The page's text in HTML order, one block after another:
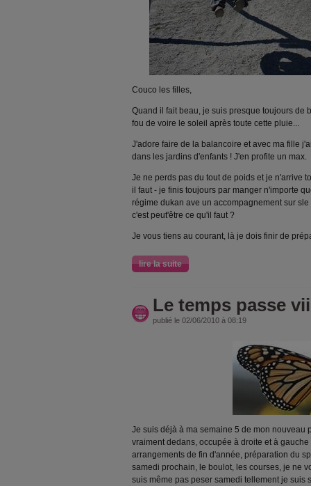
Couco les filles,
Quand il fait beau, je suis presque toujours de
fou de voire le soleil après toute cette pluie...
J'adore faire de la balancoire et avec ma fille
dans les jardins d'enfants ! J'en profite un max.
Je ne perds pas du tout de poids et je n'arrive
il faut - je finis toujours par manger n'importe
régime dukan ave un accompagnement sur
c'est peut'être ce qu'il faut ?
Je vous tiens au courant, là je dois finir de
lire la suite
Le temps passe
publié le 02/06/2010 à 08:19
Je suis déjà à ma semaine 5 de mon nouveau
vraiment dedans, occupée à droite et à
arrangements de fin d'année, préparation du
samedi prochain, le boulot, les courses, je ne
suis même pas peser samedi tellement je suis